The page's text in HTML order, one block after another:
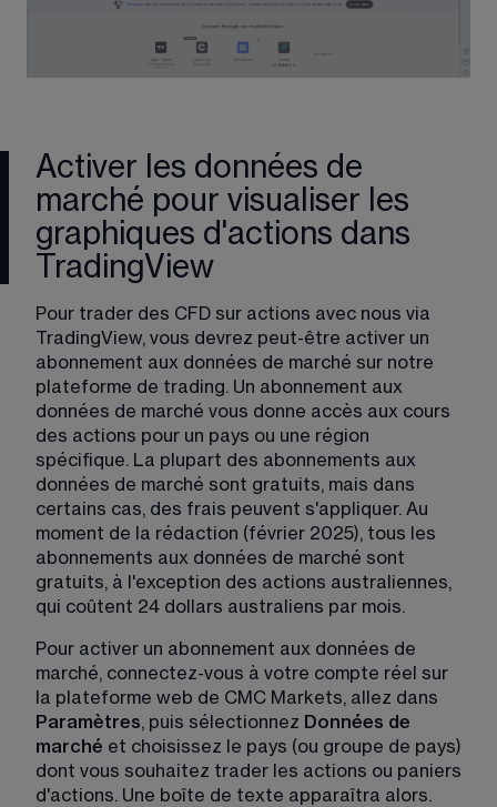
Activer les données de
marché pour visualiser les
graphiques d'actions dans
TradingView
Pour trader des CFD sur actions avec nous via
TradingView, vous devrez peut-être activer un
abonnement aux données de marché sur notre
plateforme de trading. Un abonnement aux
données de marché vous donne accès aux cours
des actions pour un pays ou une région
spécifique. La plupart des abonnements aux
données de marché sont gratuits, mais dans
certains cas, des frais peuvent s'appliquer. Au
moment de la rédaction (février 2025), tous les
abonnements aux données de marché sont
gratuits, à l'exception des actions australiennes,
qui coûtent 24 dollars australiens par mois.
Pour activer un abonnement aux données de
marché, connectez-vous à votre compte réel sur
la plateforme web de CMC Markets, allez dans
Paramètres, puis sélectionnez Données de
marché et choisissez le pays (ou groupe de pays)
dont vous souhaitez trader les actions ou paniers
d'actions. Une boîte de texte apparaîtra alors.